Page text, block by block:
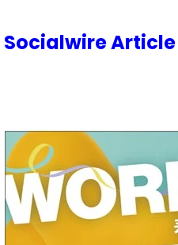
Socialwire